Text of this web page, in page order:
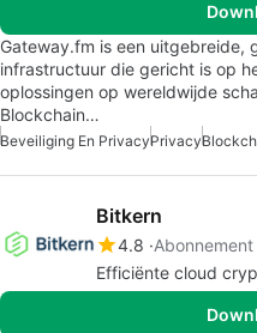
Gateway.fm is een uitgebreide,
infrastructuur die gericht is op
oplossingen op wereldwijde
Blockchain…
Beveiliging En PrivacyPrivacy
Bitkern
4.8 Abonnement
Efficiënte cloud